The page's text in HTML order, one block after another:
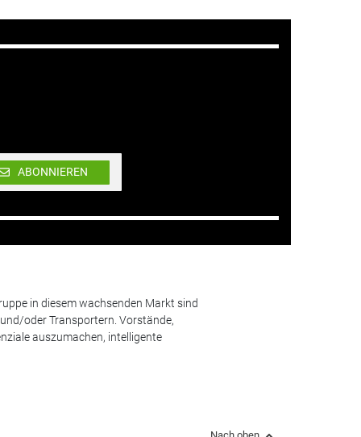
ABONNIEREN
in diesem wachsenden Markt sind
oder Transportern. Vorstände,
auszumachen, intelligente